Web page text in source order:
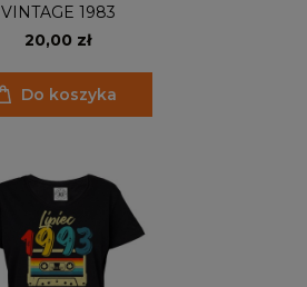
VINTAGE 1983
20,00 zł
Do koszyka